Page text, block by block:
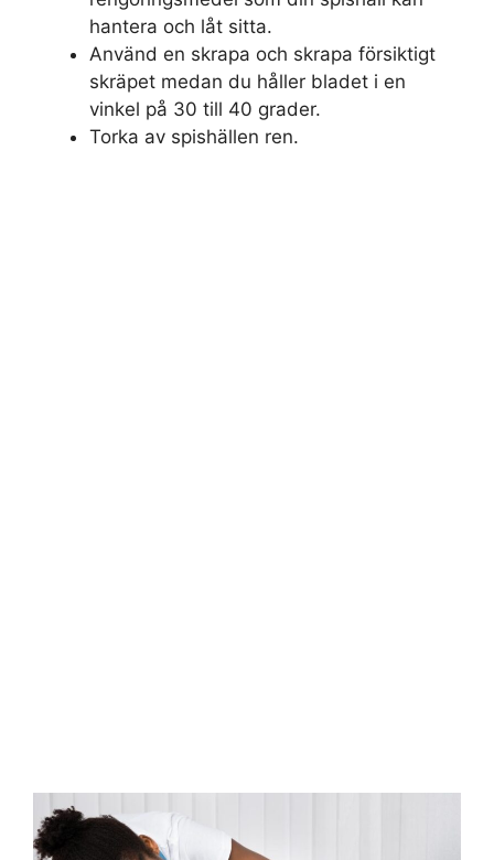
hantera och låt sitta.
Använd en skrapa och skrapa försiktigt
skräpet medan du håller bladet i en
vinkel på 30 till 40 grader.
Torka av spishällen ren.